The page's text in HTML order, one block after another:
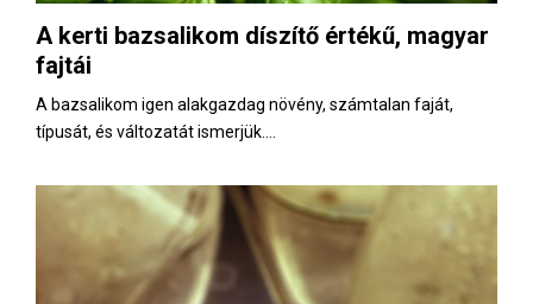
E
N
A kerti bazsalikom díszítő értékű, magyar
fajtái
A bazsalikom igen alakgazdag növény, számtalan faját,
típusát, és változatát ismerjük....